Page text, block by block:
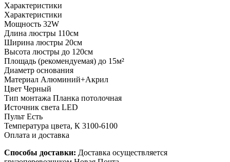
Характеристики
Характеристики
Мощность 32W
Длина люстры 110см
Ширина люстры 20см
Высота люстры до 120см
Площадь (рекомендуемая) до 15м²
Диаметр основания
Материал Алюминий+Акрил
Цвет Черный
Тип монтажа Планка потолочная
Источник света LED
Пульт Есть
Температура цвета, К 3100-6100
Оплата и доставка
Способы доставки: Доставка осуществляется